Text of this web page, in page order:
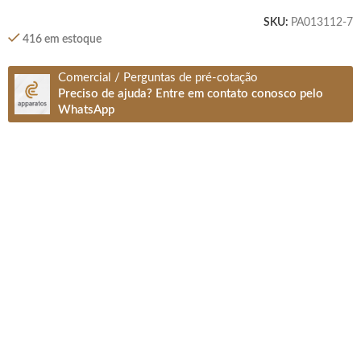
SKU: PA013112-7
416 em estoque
Comercial / Perguntas de pré-cotação
Preciso de ajuda? Entre em contato conosco pelo
WhatsApp